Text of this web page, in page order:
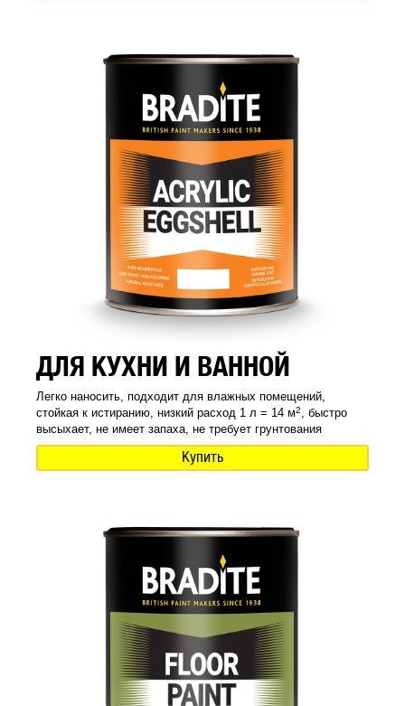
ДЛЯ КУХНИ И ВАННОЙ
Легко наносить, подходит для влажных помещений,
стойкая к истиранию, низкий расход 1 л = 14 м2, быстро
высыхает, не имеет запаха, не требует грунтования
Купить